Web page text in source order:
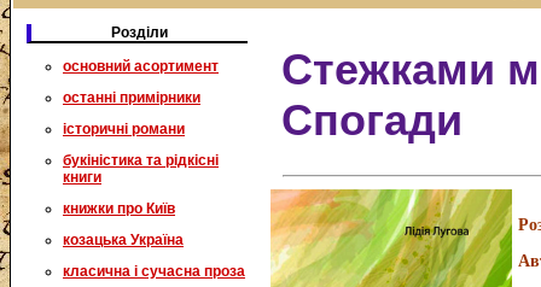
Розділи
основний асортимент
останні примірники
історичні романи
букіністика та рідкісні
книги
книжки про Київ
козацька Україна
класична і сучасна проза
Стежками
Спогади